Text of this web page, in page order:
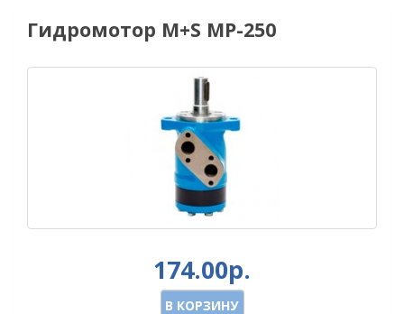
Гидромотор M+S MP-250
174.00р.
В КОРЗИНУ